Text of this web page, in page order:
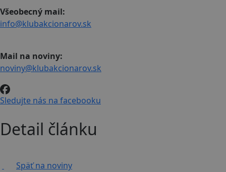
Všeobecný mail:
info@klubakcionarov.sk
Mail na noviny:
noviny@klubakcionarov.sk
Sledujte nás na facebooku
Detail článku
Späť na noviny